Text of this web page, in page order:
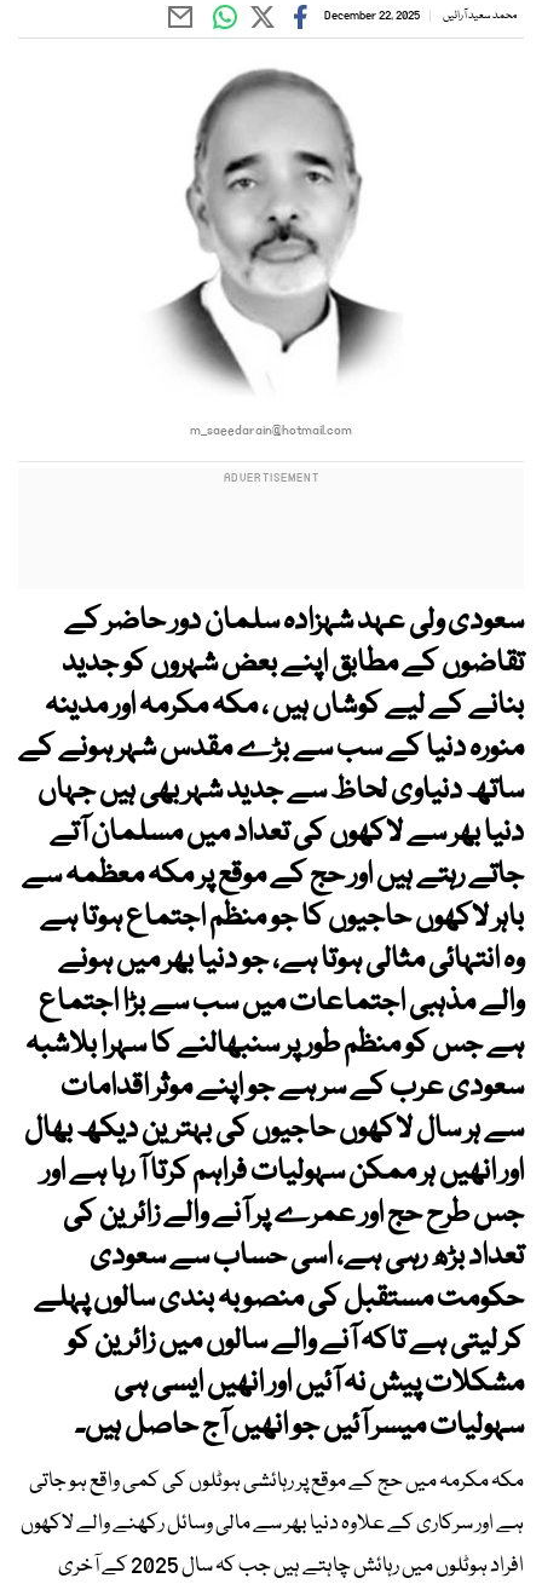
محمد سعید آرائیں December 22, 2025
m_saeedarain@hotmail.com
سعودی ولی عہد شہزادہ سلمان دور حاضر کے
تقاضوں کے مطابق اپنے بعض شہروں کو جدید
بنانے کے لیے کوشاں ہیں ، مکہ مکرمہ اور مدینہ
منورہ دنیا کے سب سے بڑے مقدس شہر ہونے کے
ساتھ دنیاوی لحاظ سے جدید شہر بھی ہیں جہاں
دنیا بھر سے لاکھوں کی تعداد میں مسلمان آتے
جاتے رہتے ہیں اور حج کے موقع پر مکہ معظمہ سے
باہر لاکھوں حاجیوں کا جو منظم اجتماع ہوتا ہے
وہ انتہائی مثالی ہوتا ہے، جو دنیا بھر میں ہونے
والے مذہبی اجتماعات میں سب سے بڑا اجتماع
ہے جس کو منظم طور پر سنبھالنے کا سہرا بلاشبہ
سعودی عرب کے سر ہے جو اپنے موثر اقدامات
سے ہر سال لاکھوں حاجیوں کی بہترین دیکھ بھال
اور انھیں ہر ممکن سہولیات فراہم کرتا آ رہا ہے اور
جس طرح حج اور عمرے پر آنے والے زائرین کی
تعداد بڑھ رہی ہے، اسی حساب سے سعودی
حکومت مستقبل کی منصوبہ بندی سالوں پہلے
کر لیتی ہے تاکہ آنے والے سالوں میں زائرین کو
مشکلات پیش نہ آئیں اور انھیں ایسی ہی
سہولیات میسر آئیں جو انھیں آج حاصل ہیں۔
مکہ مکرمہ میں حج کے موقع پر رہائشی ہوٹلوں کی کمی واقع ہو جاتی
ہے اور سرکاری کے علاوہ دنیا بھر سے مالی وسائل رکھنے والے لاکھوں
افراد ہوٹلوں میں رہائش چاہتے ہیں جب کہ سال 2025 کے آخری